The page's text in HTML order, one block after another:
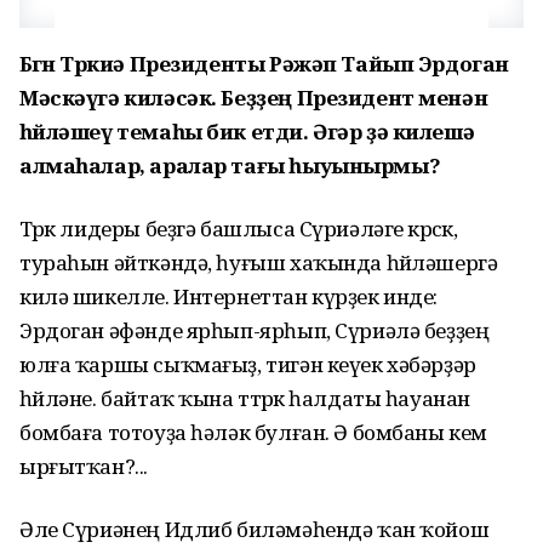
Бөгөн Төркиә Президенты Рәжәп Тайып Эрдоган
Мәскәүгә киләсәк. Беҙҙең Президент менән
һөйләшеү темаһы бик етди. Әгәр ҙә килешә
алмаһалар, аралар тағы һыуынырмы?
Төрөк лидеры беҙгә башлыса Сүриәләге көрсөк,
тураһын әйткәндә, һуғыш хаҡында һөйләшергә
килә шикелле. Интернеттан күрҙек инде:
Эрдоган әфәнде ярһып-ярһып, Сүриәлә беҙҙең
юлға ҡаршы сыҡмағыҙ, тигән кеүек хәбәрҙәр
һөйләне. байтаҡ ҡына ттөрөк һалдаты һауанан
бомбаға тотоуҙа һәләк булған. Ә бомбаны кем
ырғытҡан?...
Әле Сүриәнең Идлиб биләмәһендә ҡан ҡойош